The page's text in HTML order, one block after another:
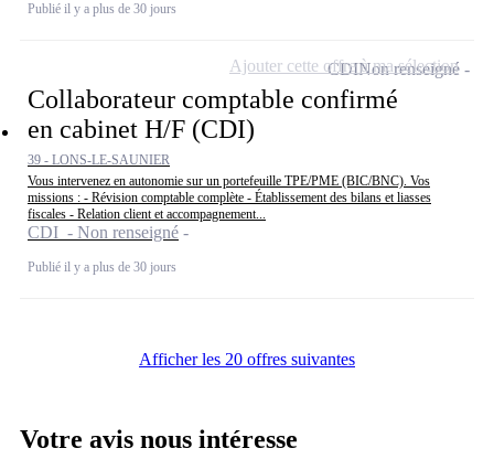
Publié il y a plus de 30 jours
Collaborateur comptable confirmé
en cabinet H/F (CDI)
39 - LONS-LE-SAUNIER
Vous intervenez en autonomie sur un portefeuille TPE/PME (BIC/BNC). Vos
missions : - Révision comptable complète - Établissement des bilans et liasses
fiscales - Relation client et accompagnement...
CDI - Non renseigné
Publié il y a plus de 30 jours
CDINon renseigné
Ajouter cette offre à ma sélection
Afficher les 20 offres suivantes
Votre avis nous intéresse